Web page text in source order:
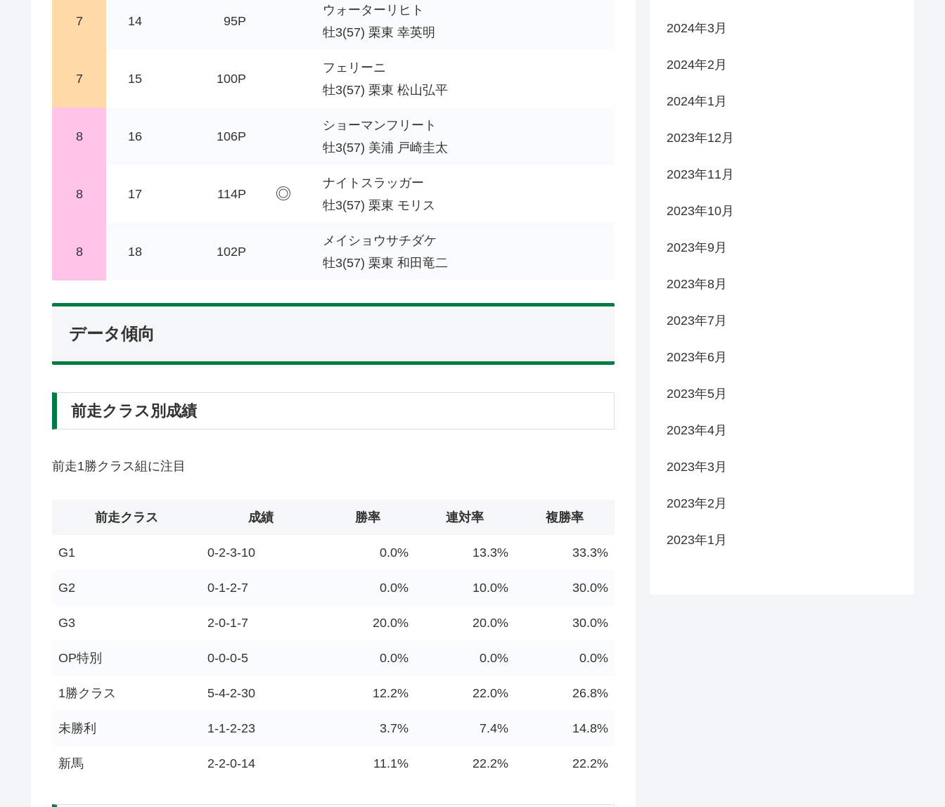
7 14 95P
ウォーターリヒト
牡3(57) 栗東 幸英明
7 15 100P
フェリーニ
牡3(57) 栗東 松山弘平
8 16 106P
ショーマンフリート
牡3(57) 美浦 戸崎圭太
8 17 114P ◎
ナイトスラッガー
牡3(57) 栗東 モリス
8 18 102P
メイショウサチダケ
牡3(57) 栗東 和田竜二
データ傾向
前走クラス別成績
前走1勝クラス組に注目
前走クラス 成績 勝率 連対率 複勝率
G1 0-2-3-10 0.0% 13.3% 33.3%
G2 0-1-2-7 0.0% 10.0% 30.0%
G3 2-0-1-7 20.0% 20.0% 30.0%
OP特別 0-0-0-5 0.0% 0.0% 0.0%
1勝クラス 5-4-2-30 12.2% 22.0% 26.8%
未勝利 1-1-2-23 3.7% 7.4% 14.8%
新馬 2-2-0-14 11.1% 22.2% 22.2%
2024年3月
2024年2月
2024年1月
2023年12月
2023年11月
2023年10月
2023年9月
2023年8月
2023年7月
2023年6月
2023年5月
2023年4月
2023年3月
2023年2月
2023年1月